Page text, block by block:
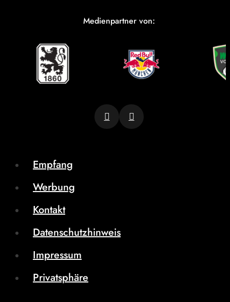
Medienpartner von:
Empfang
Werbung
Kontakt
Datenschutzhinweis
Impressum
Privatsphäre